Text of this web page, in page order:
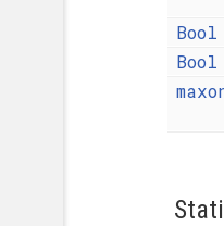
Bool
Bool